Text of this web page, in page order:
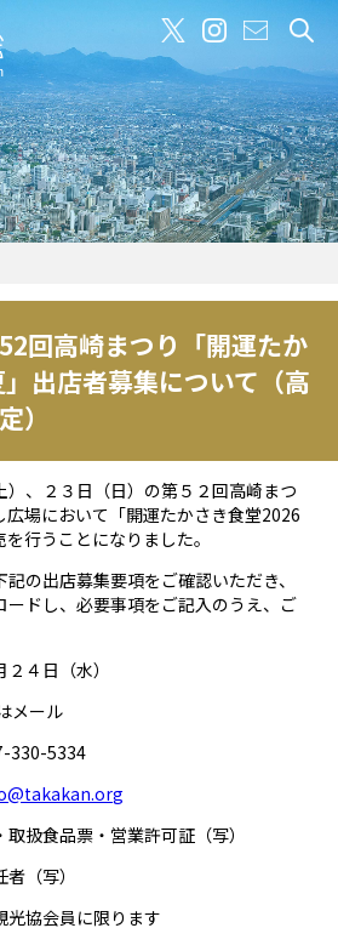
回高崎まつり「開運たか
出店者募集について（高
）
）、２３日（日）の第５２回高崎まつ
広場において「開運たかさき食堂2026
行うことになりました。
の出店募集要項をご確認いただき、
ードし、必要事項をご記入のうえ、ご
４日（水）
メール
5334
扱食品票・営業許可証（写）
写）
光協会員に限ります